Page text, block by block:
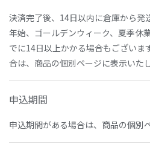
決済完了後、14日以内に倉庫から発
年始、ゴールデンウィーク、夏季休
でに14日以上かかる場合もございま
合は、商品の個別ページに表示いたし
申込期間
申込期間がある場合は、商品の個別